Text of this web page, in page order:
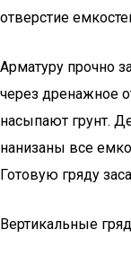
отверстие
Арматуру прочно
через дренажное
насыпают грунт.
нанизаны все
Готовую гряду
Вертикальные